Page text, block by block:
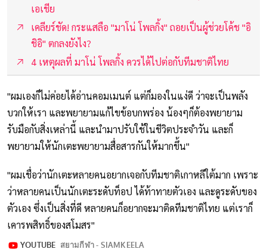
เอเชีย
เคลียร์ชัด! กระแสลือ "มาโน่ โพลกิ้ง" ถอยเป็นผู้ช่วยโค้ช "อิ
ชิอิ" ตกลงยังไง?
4 เหตุผลที่ มาโน่ โพลกิ้ง ควรได้ไปต่อกับทีมชาติไทย
"ผมเองก็ไม่ค่อยได้อ่านคอมเมนต์ แต่ก็มองในแง่ดี ว่าจะเป็นพลัง
บวกให้เรา และพยายามแก้ไขข้อบกพร่อง น้องๆก็ต้องพยายาม
รับมือกับสิ่งเหล่านี้ และนำมาปรับใช้ในชีวิตประจำวัน และก็
พยายามให้นักเตะพยายามสื่อสารกันให้มากขึ้น"
"ผมเชื่อว่านักเตะหลายคนอยากเจอกับทีมชาติเกาหลีใต้มาก เพราะ
ว่าหลายคนเป็นนักเตะระดับท็อป ได้ท้าทายตัวเอง และดูระดับของ
ตัวเอง ซึ่งเป็นสิ่งที่ดี หลายคนก็อยากจะมาติดทีมชาติไทย แต่เราก็
เคารพสิทธิ์ของสโมสร"